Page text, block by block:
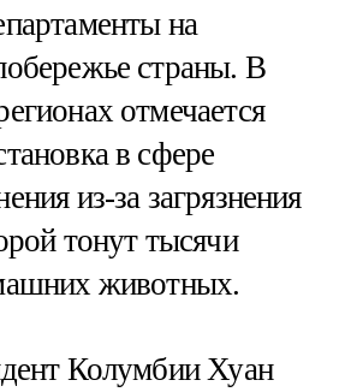
на
страны. В
отмечается
в сфере
из-за загрязнения
тонут тысячи
животных.
Колумбии Хуан